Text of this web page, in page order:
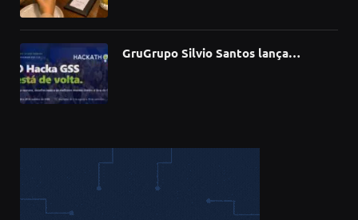
GruGrupo Silvio Santos lança